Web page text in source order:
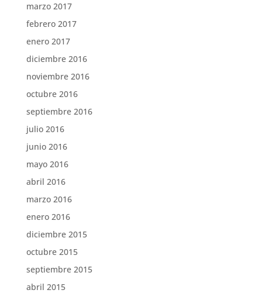
marzo 2017
febrero 2017
enero 2017
diciembre 2016
noviembre 2016
octubre 2016
septiembre 2016
julio 2016
junio 2016
mayo 2016
abril 2016
marzo 2016
enero 2016
diciembre 2015
octubre 2015
septiembre 2015
abril 2015